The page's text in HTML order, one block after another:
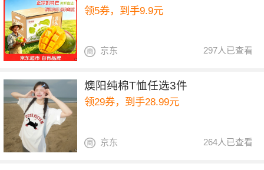
领5券，到手9.9元
297人已查看
京东
燠阳纯棉T恤任选3件
领29券，到手28.99元
264人已查看
京东